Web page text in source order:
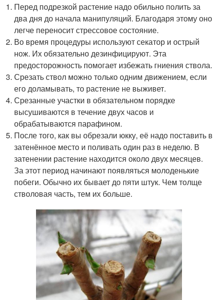
Перед подрезкой растение надо обильно полить за
два дня до начала манипуляций. Благодаря этому оно
легче переносит стрессовое состояние.
Во время процедуры используют секатор и острый
нож. Их обязательно дезинфицируют. Эта
предосторожность помогает избежать гниения ствола.
Срезать ствол можно только одним движением, если
его доламывать, то растение не выживет.
Срезанные участки в обязательном порядке
высушиваются в течение двух часов и
обрабатываются парафином.
После того, как вы обрезали юкку, её надо поставить в
затенённое место и поливать один раз в неделю. В
затенении растение находится около двух месяцев.
За этот период начинают появляться молоденькие
побеги. Обычно их бывает до пяти штук. Чем толще
стволовая часть, тем их больше.